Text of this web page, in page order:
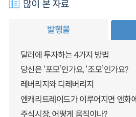
많이 본 자료
발행물
달러에 투자하는 4가지 방법
당신은 ‘포모’인가요, ‘조모’인가요?
레버리지와 디레버리지
주식시장, 어떻게 움직이나?